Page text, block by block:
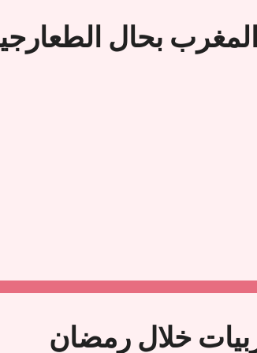
بحال
خلال رمضان